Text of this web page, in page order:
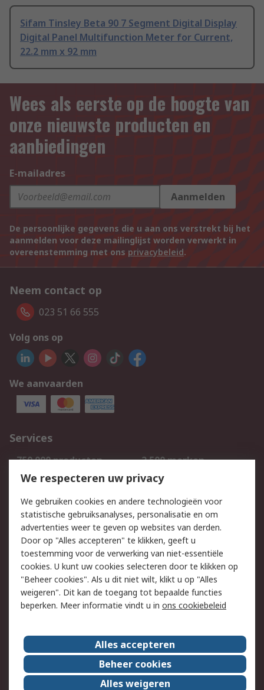
Sifam Tinsley Beta 90 7 Segment Digital Display
Digital Panel Multifunction Meter for Current,
22.2 mm x 92 mm
Wees als eerste op de hoogte van
onze nieuwste producten en
aanbiedingen
E-mailadres
Aanmelden
De persoonlijke gegevens die u aan ons verstrekt bij het
aanmelden voor deze mailinglijst worden verwerkt in
overeenstemming met ons privacybeleid.
Neem contact op
023 51 66 555
Volg ons op
We aanvaarden
Services
750.000 producten
2.500 merken
Bestellen
Inkoopoplossingen
Track & Trace
Wettelijk
Cookiebeleid
Email veiligheid
Privacybeleid
Websitevoorwaarden
Algemene
verkoopvoorwaarden
Over RS
RS Group
Over ons
RS wereldwijd
Werken bij RS
We respecteren uw privacy
We gebruiken cookies en andere technologieën voor
statistische gebruiksanalyses, personalisatie en om
advertenties weer te geven op websites van derden.
Door op "Alles accepteren" te klikken, geeft u
toestemming voor de verwerking van niet-essentiële
cookies. U kunt uw cookies selecteren door te klikken op
"Beheer cookies". Als u dit niet wilt, klikt u op "Alles
weigeren". Dit kan de toegang tot bepaalde functies
beperken. Meer informatie vindt u in ons cookiebeleid
Alles accepteren
Beheer cookies
Alles weigeren